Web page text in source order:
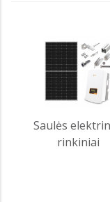
Saulės
rinkiniai